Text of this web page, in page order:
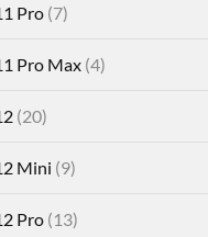
Pro (7)
Pro Max (4)
(20)
Mini (9)
Pro (13)